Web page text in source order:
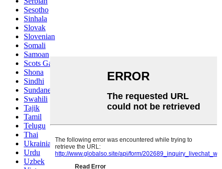
Sesotho
Sinhala
Slovak
Slovenian
Somali
Samoan
Scots Gaelic
Shona
Sindhi
Sundanese
Swahili
Tajik
Tamil
Telugu
Thai
Ukrainian
Urdu
Uzbek